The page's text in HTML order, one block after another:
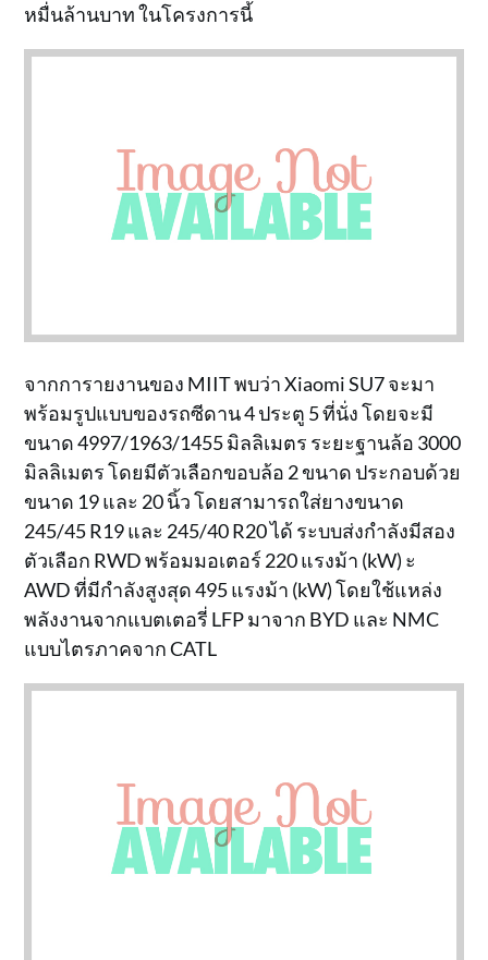
หมื่นล้านบาท ในโครงการนี้
จากการายงานของ MIIT พบว่า Xiaomi SU7 จะมา
พร้อมรูปแบบของรถซีดาน 4 ประตู 5 ที่นั่ง โดยจะมี
ขนาด 4997/1963/1455 มิลลิเมตร ระยะฐานล้อ 3000
มิลลิเมตร โดยมีตัวเลือกขอบล้อ 2 ขนาด ประกอบด้วย
ขนาด 19 และ 20 นิ้ว โดยสามารถใส่ยางขนาด
245/45 R19 และ 245/40 R20 ได้ ระบบส่งกำลังมีสอง
ตัวเลือก RWD พร้อมมอเตอร์ 220 แรงม้า (kW) ะ
AWD ที่มีกำลังสูงสุด 495 แรงม้า (kW) โดยใช้แหล่ง
พลังงานจากแบตเตอรี่ LFP มาจาก BYD และ NMC
แบบไตรภาคจาก CATL